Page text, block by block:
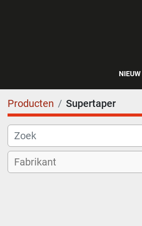
NIEUW
Producten Supertaper